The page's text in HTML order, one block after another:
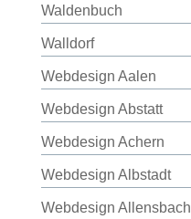
Waldenbuch
Walldorf
Webdesign Aalen
Webdesign Abstatt
Webdesign Achern
Webdesign Albstadt
Webdesign Allensbach